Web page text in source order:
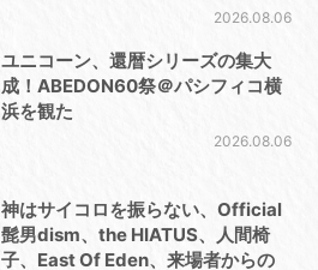
2026.08.06
ユニコーン、還暦シリーズの集大
成！ABEDON60祭＠パシフィコ横
浜を観た
2026.08.06
神はサイコロを振らない、Official
髭男dism、the HIATUS、人間椅
子、East Of Eden、来場者からの